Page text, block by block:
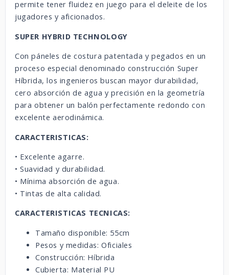
permite tener fluidez en juego para el deleite de los
jugadores y aficionados.
SUPER HYBRID TECHNOLOGY
Con páneles de costura patentada y pegados en un
proceso especial denominado construcción Super
Híbrida, los ingenieros buscan mayor durabilidad,
cero absorción de agua y precisión en la geometría
para obtener un balón perfectamente redondo con
excelente aerodinámica.
CARACTERISTICAS:
• Excelente agarre.
• Suavidad y durabilidad.
• Mínima absorción de agua.
• Tintas de alta calidad.
CARACTERISTICAS TECNICAS:
Tamaño disponible: 55cm
Pesos y medidas: Oficiales
Construcción: Híbrida
Cubierta: Material PU